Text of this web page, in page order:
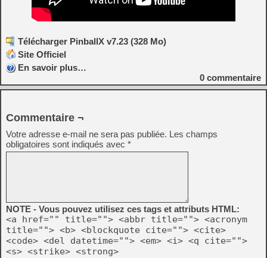
Télécharger PinballX v7.23 (328 Mo)
Site Officiel
En savoir plus…
0 commentaire
Commentaire ¬
Votre adresse e-mail ne sera pas publiée. Les champs
obligatoires sont indiqués avec *
NOTE - Vous pouvez utilisez ces tags et attributs HTML:
<a href="" title=""> <abbr title=""> <acronym
title=""> <b> <blockquote cite=""> <cite>
<code> <del datetime=""> <em> <i> <q cite="">
<s> <strike> <strong>